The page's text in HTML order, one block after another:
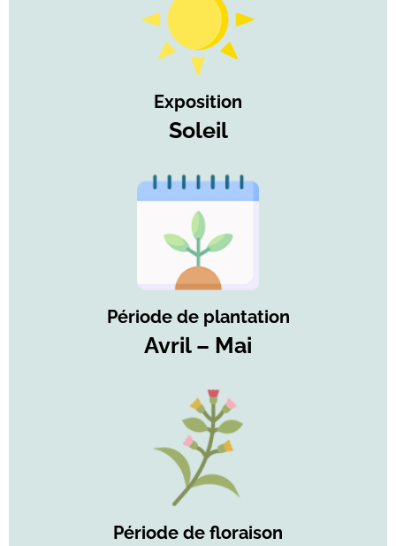
Exposition
Soleil
Période de plantation
Avril – Mai
Période de floraison